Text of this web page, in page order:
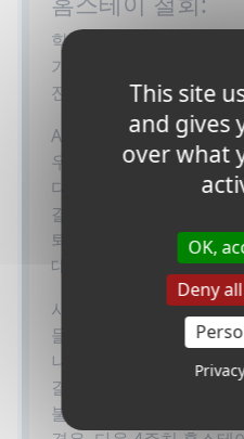
학생이 홈스테이의 첫
기하거나 취소할 경우,
전체가 청구 됩니다.
Access English Toronto
우리의 홈스테이 프로그
다. 연기와 취소는 서면으
결제가 이루어진 후 학생
퇴할 경우 현재의 4주 기
대한 환불은 없습니다.
시작된 이후에 홈스테이
들은 학교에 서면으로
니다. CAN $200의 취소
결제된 추후 4주 기간의
불됩니다. 14일 이상의
This site
and gives
over what
OK,
Deny